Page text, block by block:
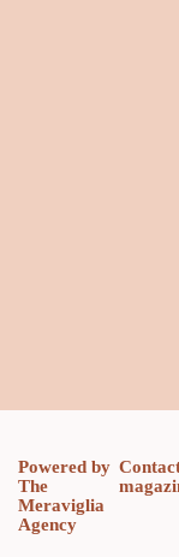
Powered by
The
Meraviglia
Agency